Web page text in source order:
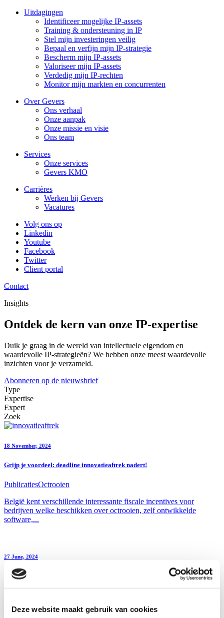
Deze website maakt gebruik van cookies
Uitdagingen
Identificeer mogelijke IP-assets
Training & ondersteuning in IP
Stel mijn investeringen veilig
Bepaal en verfijn mijn IP-strategie
Bescherm mijn IP-assets
Valoriseer mijn IP-assets
Verdedig mijn IP-rechten
Monitor mijn markten en concurrenten
Over Gevers
Ons verhaal
Onze aanpak
Onze missie en visie
Ons team
Services
Onze services
Gevers KMO
Carrières
Werken bij Gevers
Vacatures
Volg ons op
Linkedin
Youtube
Facebook
Twitter
Client portal
Contact
Insights
Ontdek de kern van onze IP-expertise
Duik je graag in de wereld van intellectuele eigendom en
waardevolle IP-strategieën? We hebben onze meest waardevolle
inzichten voor je verzameld.
Abonneren op de nieuwsbrief
Type
Expertise
Expert
Zoek
18 November, 2024
Grijp je voordeel: deadline innovatieaftrek nadert!
PublicatiesOctrooien
België kent verschillende interessante fiscale incentives voor
bedrijven welke beschikken over octrooien, zelf ontwikkelde
software,...
27 June, 2024
Niet-conventioneel handelsmerk – Deel 4 – Tactiele handelsmerken: